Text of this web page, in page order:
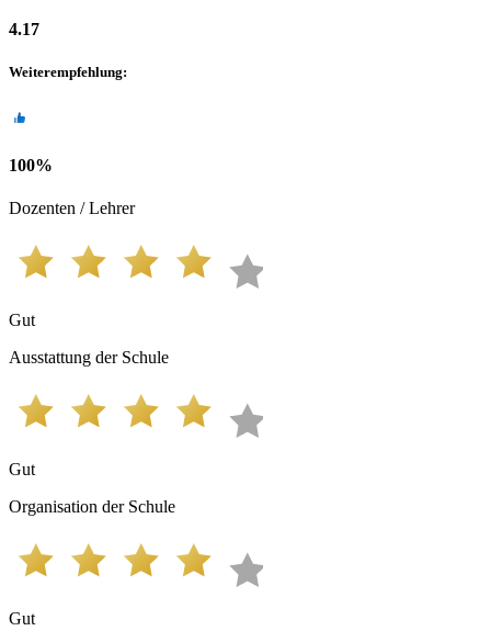
4.17
Weiterempfehlung:
100%
Dozenten / Lehrer
Gut
Ausstattung der Schule
Gut
Organisation der Schule
Gut